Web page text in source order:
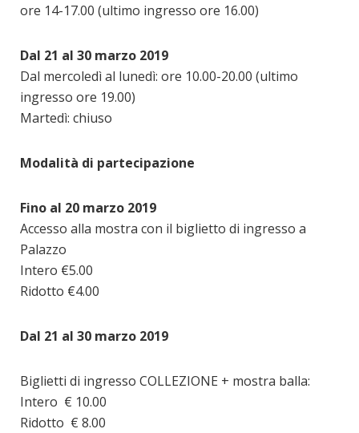
ore 14-17.00 (ultimo ingresso ore 16.00)
Dal 21 al 30 marzo 2019
Dal mercoledì al lunedì: ore 10.00-20.00 (ultimo
ingresso ore 19.00)
Martedì: chiuso
Modalità di partecipazione
Fino al 20 marzo 2019
Accesso alla mostra con il biglietto di ingresso a
Palazzo
Intero €5.00
Ridotto €4.00
Dal 21 al 30 marzo 2019
Biglietti di ingresso COLLEZIONE + mostra balla:
Intero € 10.00
Ridotto € 8.00